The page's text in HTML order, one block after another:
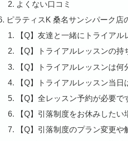
よくない口コミ
ピラティスK 桑名サンシパーク店
【Q】友達と一緒にトライア
【Q】トライアルレッスンの
【Q】トライアルレッスンは
【Q】トライアルレッスン当
【Q】全レッスン予約が必要で
【Q】引落制度をお休みした
【Q】引落制度のプラン変更